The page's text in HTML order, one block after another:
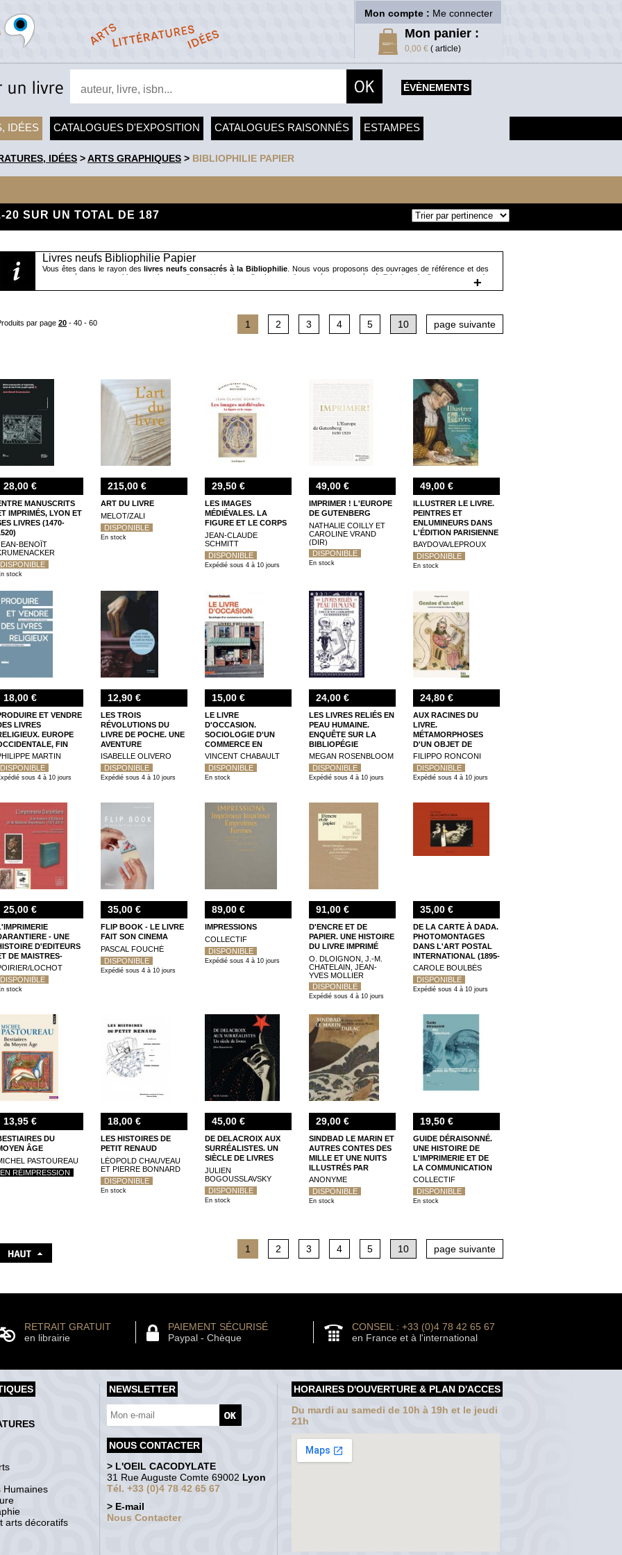
Mon compte : Me connecter
Mon panier :
0,00 € ( article)
ÉVÈNEMENTS
IDÉES CATALOGUES D'EXPOSITION CATALOGUES RAISONNÉS ESTAMPES
IDÉES >ARTS GRAPHIQUES > BIBLIOPHILIE PAPIER
20 SUR UN TOTAL DE 187
Livres neufs Bibliophilie Papier
Vous êtes dans le rayon deslivres neufs consacrés à la Bibliophilie. Nous vous proposons des ouvrages de référence et des
nouveautés, monographies, catalogues d'exposition, de collection ou de musée, consacrés à l'histoire du livre, aux grands
collectionneurs et bibliophiles ainsi qu'aux métiers du livre. Vous trouverez ainsi des manuels comme "La reliure. Technique et
rigueur" de Jacqueline Liekens, des ouvrages généralistes comme " Le livre des livres. Graphisme des livres au fil du temps" de
livre comme le relieur Jean de Gonet ou le collectionneur Paul Destribats, ainsi que des ouvrages consacrés à des mouvements
spécifiques, comme "Futur antérieur. L'avant-garde et le livre yiddish (1914-1939)".
+
par page 20 - 40 - 60 1 2 3 4 5 10 page suivante
28,00 €
MANUSCRITS
IMPRIMÉS, LYON ET
LIVRES (1470-
BENOÎT
DISPONIBLE
stock
215,00 €
ART DU LIVRE
MELOT/ZALI
DISPONIBLE
En stock
29,50 €
LES IMAGES
MÉDIÉVALES. LA
FIGURE ET LE CORPS
JEAN-CLAUDE
SCHMITT
DISPONIBLE
Expédié sous 4 à 10 jours
49,00 €
IMPRIMER ! L'EUROPE
DE GUTENBERG
NATHALIE COILLY ET
CAROLINE VRAND
(DIR)
DISPONIBLE
En stock
49,00 €
ILLUSTRER LE LIVRE.
PEINTRES ET
ENLUMINEURS DANS
L'ÉDITION PARISIENNE
DE LA RENAISSANCE
(1540-1585)
BAYDOVA/LEPROUX
DISPONIBLE
En stock
18,00 €
ET VENDRE
LIVRES
EUROPE
FIN
- FIN XVIIE SIÈCLE
MARTIN
DISPONIBLE
sous 4 à 10 jours
12,90 €
LES TROIS
RÉVOLUTIONS DU
LIVRE DE POCHE. UNE
AVENTURE
EUROPÉENNE
ISABELLE OLIVERO
DISPONIBLE
Expédié sous 4 à 10 jours
15,00 €
LE LIVRE
D'OCCASION.
SOCIOLOGIE D'UN
COMMERCE EN
TRANSITION
VINCENT CHABAULT
DISPONIBLE
En stock
24,00 €
LES LIVRES RELIÉS EN
PEAU HUMAINE.
ENQUÊTE SUR LA
BIBLIOPÉGIE
ANTHROPODERMIQUE
MEGAN ROSENBLOOM
DISPONIBLE
Expédié sous 4 à 10 jours
24,80 €
AUX RACINES DU
LIVRE.
MÉTAMORPHOSES
D'UN OBJET DE
L'ANTIQUIQUITÉ AU
MOYEN ÂGE
FILIPPO RONCONI
DISPONIBLE
Expédié sous 4 à 10 jours
25,00 €
- UNE
D'EDITEURS
DE MAISTRES-
(1871-2014)
LOCHOT
DISPONIBLE
stock
35,00 €
FLIP BOOK - LE LIVRE
FAIT SON CINEMA
PASCAL FOUCHÉ
DISPONIBLE
Expédié sous 4 à 10 jours
89,00 €
IMPRESSIONS
COLLECTIF
DISPONIBLE
Expédié sous 4 à 10 jours
91,00 €
D'ENCRE ET DE
PAPIER. UNE HISTOIRE
DU LIVRE IMPRIMÉ
O. DLOIGNON, J.-M.
CHATELAIN, JEAN-
YVES MOLLIER
DISPONIBLE
Expédié sous 4 à 10 jours
35,00 €
DE LA CARTE À DADA.
PHOTOMONTAGES
DANS L'ART POSTAL
INTERNATIONAL (1895-
1925)
CAROLE BOULBÈS
DISPONIBLE
Expédié sous 4 à 10 jours
13,95 €
DU
ÂGE
PASTOUREAU
EN RÉIMPRESSION
18,00 €
LES HISTOIRES DE
PETIT RENAUD
LÉOPOLD CHAUVEAU
ET PIERRE BONNARD
DISPONIBLE
En stock
45,00 €
DE DELACROIX AUX
SURRÉALISTES. UN
SIÈCLE DE LIVRES
JULIEN
BOGOUSSLAVSKY
DISPONIBLE
En stock
29,00 €
SINDBAD LE MARIN ET
AUTRES CONTES DES
MILLE ET UNE NUITS
ILLUSTRÉS PAR
DULAC
ANONYME
DISPONIBLE
En stock
19,50 €
GUIDE DÉRAISONNÉ.
UNE HISTOIRE DE
L'IMPRIMERIE ET DE
LA COMMUNICATION
GRAPHIQUE
COLLECTIF
DISPONIBLE
En stock
1 2 3 4 5 10 page suivante
RETRAIT GRATUIT
en librairie
PAIEMENT SÉCURISÉ
Paypal - Chèque
CONSEIL : +33 (0)4 78 42 65 67
en France et à l'international
Humaines
arts décoratifs
NEWSLETTER
NOUS CONTACTER
> L'OEIL CACODYLATE
31 Rue Auguste Comte 69002 Lyon
Tél. +33 (0)4 78 42 65 67
> E-mail
Nous Contacter
HORAIRES D'OUVERTURE & PLAN D'ACCES
Du mardi au samedi de 10h à 19h et le jeudi
21h